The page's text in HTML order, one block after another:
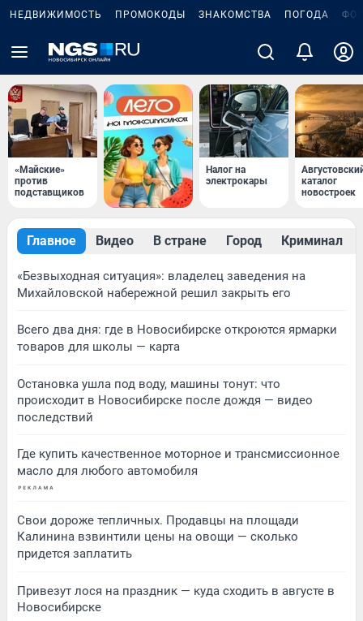
НЕДВИЖИМОСТЬ ПРОМОКОДЫ ЗНАКОМСТВА ПОГОДА
«Майские»
против
подставщиков
Налог на
электрокары
каталог
новостроек
Главное Видео В стране Город Криминал
«Безвыходная ситуация»: владелец заведения на
Михайловской набережной решил закрыть его
Всего два дня: где в Новосибирске откроются ярмарки
товаров для школы — карта
Остановка ушла под воду, машины тонут: что
происходит в Новосибирске после дождя — видео
последствий
Где купить качественное моторное и трансмиссионное
масло для любого автомобиля
Свои дороже тепличных. Продавцы на площади
Калинина взвинтили цены на овощи — сколько
придется заплатить
Привезут лося на праздник — куда сходить в августе в
Новосибирске